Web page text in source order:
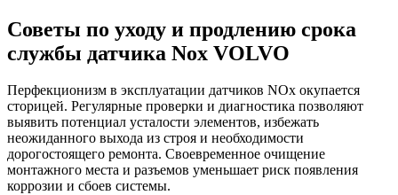
Советы по уходу и продлению срока
службы датчика Nox VOLVO
Перфекционизм в эксплуатации датчиков NOx окупается
сторицей. Регулярные проверки и диагностика позволяют
выявить потенциал усталости элементов, избежать
неожиданного выхода из строя и необходимости
дорогостоящего ремонта. Своевременное очищение
монтажного места и разъемов уменьшает риск появления
коррозии и сбоев системы.